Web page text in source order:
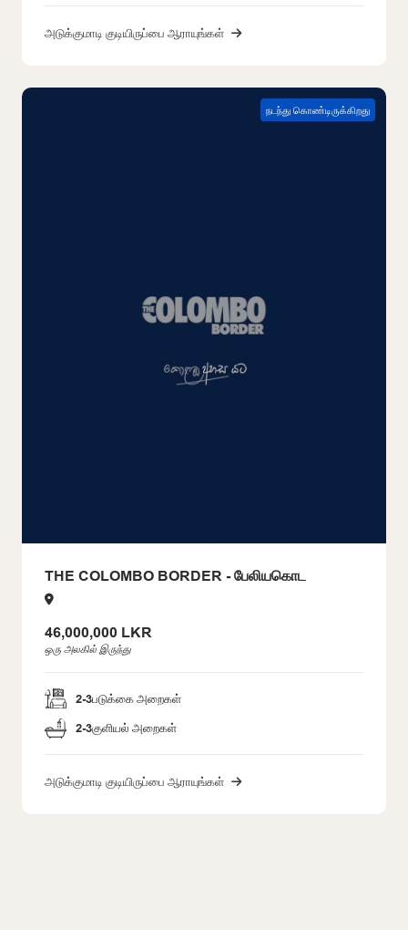
அடுக்குமாடி குடியிருப்பை ஆராயுங்கள்
நடந்து கொண்டிருக்கிறது
THE COLOMBO BORDER - பேலியகொட
46,000,000 LKR
ஒரு அலகில் இருந்து
2-3படுக்கை அறைகள்
2-3குளியல் அறைகள்
அடுக்குமாடி குடியிருப்பை ஆராயுங்கள்